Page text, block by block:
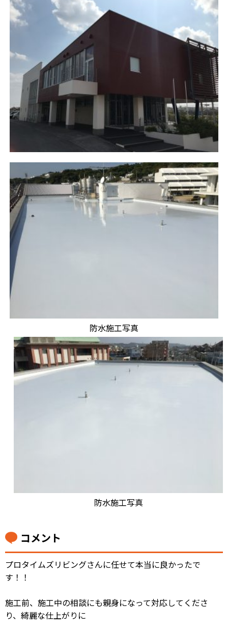
防水施工写真
防水施工写真
コメント
プロタイムズリビングさんに任せて本当に良かったで
す！！
施工前、施工中の相談にも親身になって対応してくださ
り、綺麗な仕上がりに